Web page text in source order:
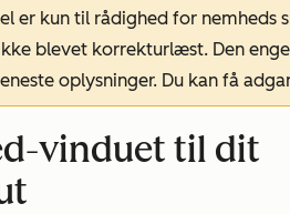
er kun til rådighed for
blevet korrekturlæst. Den
oplysninger. Du kan få
vinduet til dit